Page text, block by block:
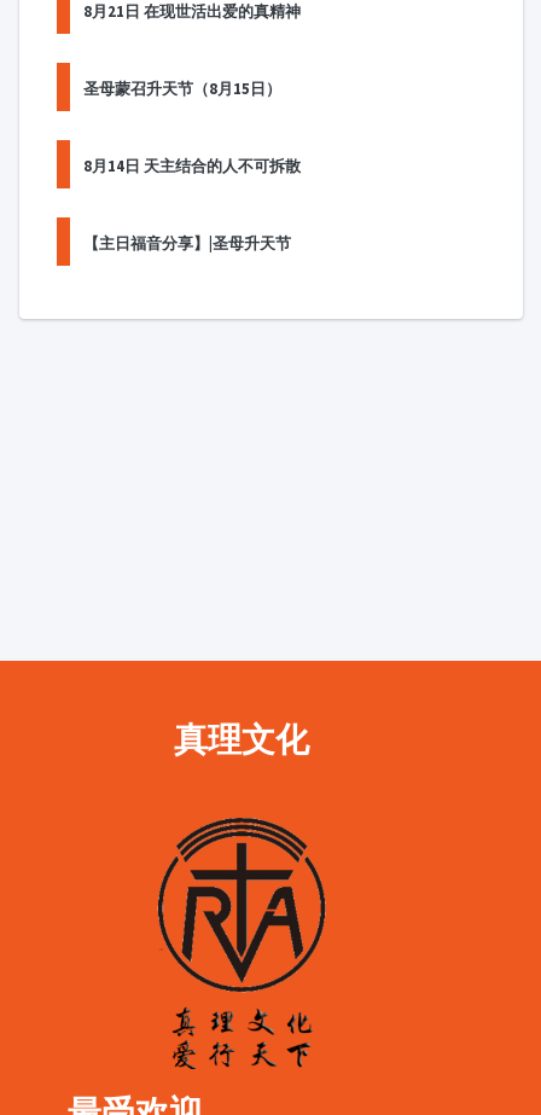
8月21日 在现世活出爱的真精神
圣母蒙召升天节（8月15日）
8月14日 天主结合的人不可拆散
【主日福音分享】|圣母升天节
真理文化